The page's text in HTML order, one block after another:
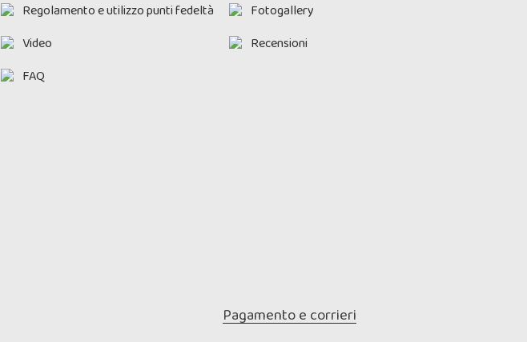
Regolamento e utilizzo punti fedeltà
Video
FAQ
Fotogallery
Recensioni
Pagamento e corrieri